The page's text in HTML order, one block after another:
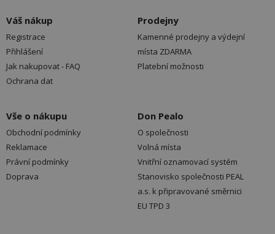
Váš nákup
Registrace
Přihlášení
Jak nakupovat - FAQ
Ochrana dat
Prodejny
Kamenné prodejny a výdejní
místa ZDARMA
Platební možnosti
Vše o nákupu
Obchodní podmínky
Reklamace
Právní podmínky
Doprava
Don Pealo
O společnosti
Volná místa
Vnitřní oznamovací systém
Stanovisko společnosti PEAL
a.s. k připravované směrnici
EU TPD 3